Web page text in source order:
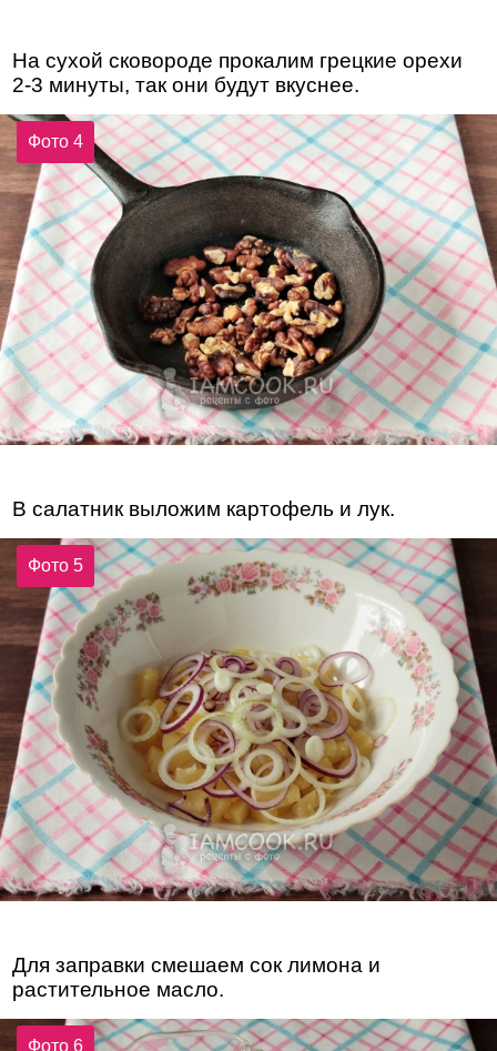
На сухой сковороде прокалим грецкие орехи
2-3 минуты, так они будут вкуснее.
Фото 4
В салатник выложим картофель и лук.
Фото 5
Для заправки смешаем сок лимона и
растительное масло.
Фото 6